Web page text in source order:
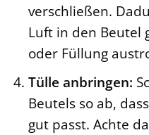
verschließen.
Luft in den Beutel
oder Füllung
Tülle anbringen:
Beutels so ab,
gut passt. Achte